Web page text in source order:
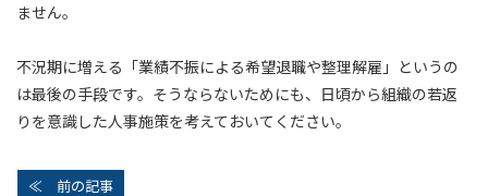
ません。
不況期に増える「業績不振による希望退職や整理解雇」というの
は最後の手段です。そうならないためにも、日頃から組織の若返
りを意識した人事施策を考えておいてください。